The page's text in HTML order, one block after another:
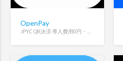
OpenPay